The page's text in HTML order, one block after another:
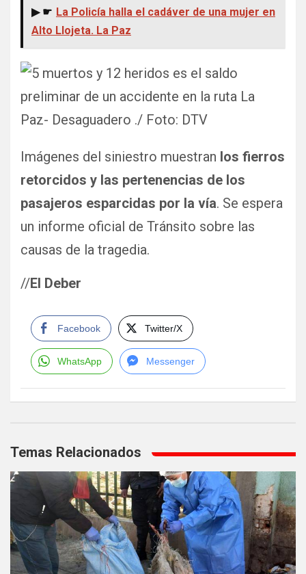
▶ ☛ La Policía halla el cadáver de una mujer en
Alto Llojeta. La Paz
Imágenes del siniestro muestran los fierros
retorcidos y las pertenencias de los
pasajeros esparcidas por la vía. Se espera
un informe oficial de Tránsito sobre las
causas de la tragedia.
//El Deber
Facebook Twitter/X
WhatsApp Messenger
de
entradas
Temas Relacionados